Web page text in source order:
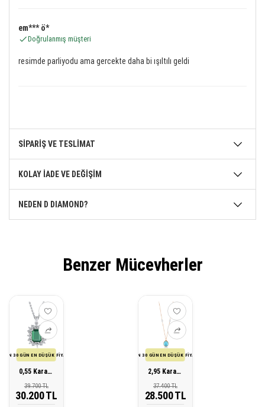
em*** ö*
Doğrulanmış müşteri
resimde parliyodu ama gercekte daha bi ışıltılı geldi
SİPARİŞ VE TESLİMAT
KOLAY İADE VE DEĞİŞİM
NEDEN D DIAMOND?
Benzer Mücevherler
SON 30 GÜN EN DÜŞÜK FİYATI
0,55 Karat Pırlanta Zümrüt Kolye
39.700 TL
30.200 TL
SON 30 GÜN EN DÜŞÜK FİYATI
2,95 Karat Pırlanta Kuvars Kolye
37.400 TL
28.500 TL